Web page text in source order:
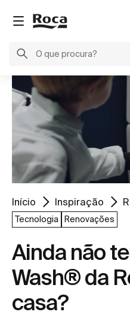
Início Inspiração
Tecnologia Renovações
Ainda não
Wash® da
casa?